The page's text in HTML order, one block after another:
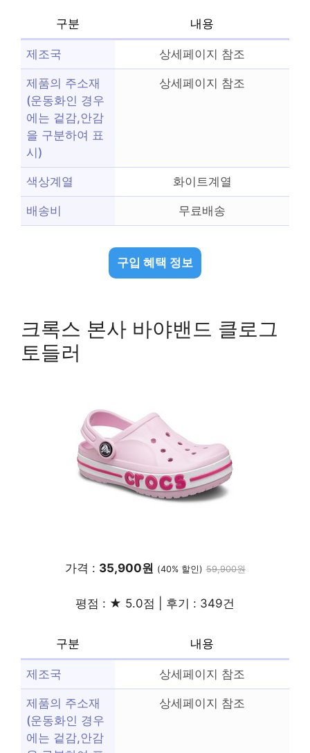
구분 내용
제조국 상세페이지 참조
제품의 주소재
(운동화인 경우
에는 겉감,안감
을 구분하여 표
시)
상세페이지 참조
색상계열 화이트계열
배송비 무료배송
구입 혜택 정보
크록스 본사 바야밴드 클로그
토들러
가격 : 35,900원 (40% 할인) 59,900원
평점 : ★ 5.0점 | 후기 : 349건
구분 내용
제조국 상세페이지 참조
제품의 주소재
(운동화인 경우
에는 겉감,안감
상세페이지 참조